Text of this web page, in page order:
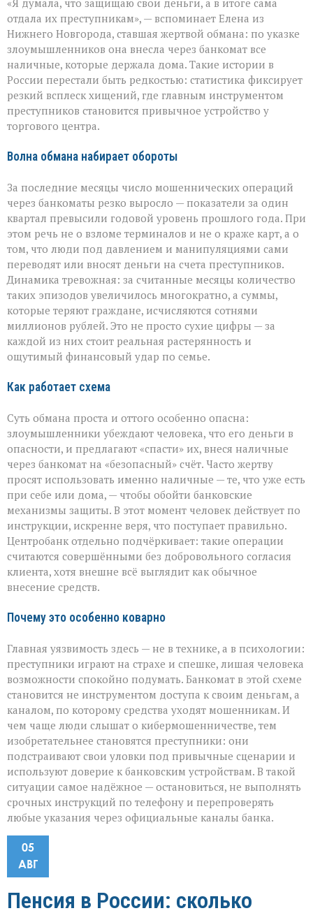
как
ловушка:
как
мошенники
вытягивают
наличные
«Я думала, что защищаю свои деньги, а в итоге сама
отдала их преступникам», — вспоминает Елена из
Нижнего Новгорода, ставшая жертвой обмана: по указке
злоумышленников она внесла через банкомат все
наличные, которые держала дома. Такие истории в
России перестали быть редкостью: статистика фиксирует
резкий всплеск хищений, где главным инструментом
преступников становится привычное устройство у
торгового центра.
Волна обмана набирает обороты
За последние месяцы число мошеннических операций
через банкоматы резко выросло — показатели за один
квартал превысили годовой уровень прошлого года. При
этом речь не о взломе терминалов и не о краже карт, а о
том, что люди под давлением и манипуляциями сами
переводят или вносят деньги на счета преступников.
Динамика тревожная: за считанные месяцы количество
таких эпизодов увеличилось многократно, а суммы,
которые теряют граждане, исчисляются сотнями
миллионов рублей. Это не просто сухие цифры — за
каждой из них стоит реальная растерянность и
ощутимый финансовый удар по семье.
Как работает схема
Суть обмана проста и оттого особенно опасна:
злоумышленники убеждают человека, что его деньги в
опасности, и предлагают «спасти» их, внеся наличные
через банкомат на «безопасный» счёт. Часто жертву
просят использовать именно наличные — те, что уже есть
при себе или дома, — чтобы обойти банковские
механизмы защиты. В этот момент человек действует по
инструкции, искренне веря, что поступает правильно.
Центробанк отдельно подчёркивает: такие операции
считаются совершёнными без добровольного согласия
клиента, хотя внешне всё выглядит как обычное
внесение средств.
Почему это особенно коварно
Главная уязвимость здесь — не в технике, а в психологии:
преступники играют на страхе и спешке, лишая человека
возможности спокойно подумать. Банкомат в этой схеме
становится не инструментом доступа к своим деньгам, а
каналом, по которому средства уходят мошенникам. И
чем чаще люди слышат о кибермошенничестве, тем
изобретательнее становятся преступники: они
подстраивают свои уловки под привычные сценарии и
используют доверие к банковским устройствам. В такой
ситуации самое надёжное — остановиться, не выполнять
срочных инструкций по телефону и перепроверять
любые указания через официальные каналы банка.
05
АВГ
Пенсия в России: сколько